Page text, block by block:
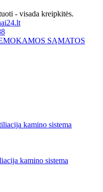
- visada kreipkitės.
SĄMATOS
kamino sistema
kamino sistema